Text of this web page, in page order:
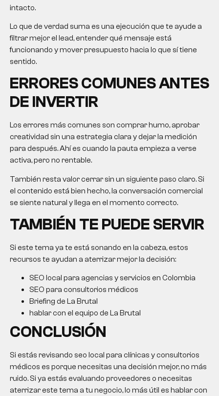
intacto.
Lo que de verdad suma es una ejecución que te ayude a
filtrar mejor el lead, entender qué mensaje está
funcionando y mover presupuesto hacia lo que sí tiene
sentido.
ERRORES COMUNES ANTES
DE INVERTIR
Los errores más comunes son comprar humo, aprobar
creatividad sin una estrategia clara y dejar la medición
para después. Ahí es cuando la pauta empieza a verse
activa, pero no rentable.
También resta valor cerrar sin un siguiente paso claro. Si
el contenido está bien hecho, la conversación comercial
se siente natural y llega en el momento correcto.
TAMBIÉN TE PUEDE SERVIR
Si este tema ya te está sonando en la cabeza, estos
recursos te ayudan a aterrizar mejor la decisión:
SEO local para agencias y servicios en Colombia
SEO para consultorios médicos
Briefing de La Brutal
hablar con el equipo de La Brutal
CONCLUSIÓN
Si estás revisando seo local para clínicas y consultorios
médicos es porque necesitas una decisión mejor, no más
ruido. Si ya estás evaluando proveedores o necesitas
aterrizar este tema a tu negocio, lo más útil es hablar con